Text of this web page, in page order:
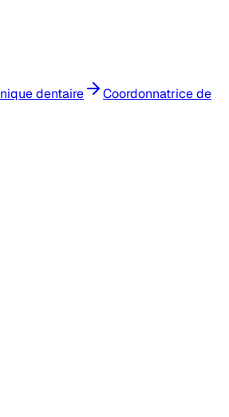
dentaire
Coordonnatrice de